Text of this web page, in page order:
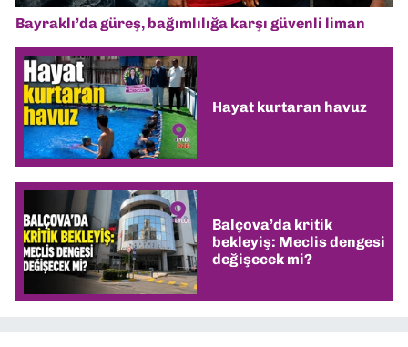
Bayraklı’da güreş, bağımlılığa karşı güvenli liman
Hayat kurtaran havuz
Balçova’da kritik
bekleyiş: Meclis dengesi
değişecek mi?